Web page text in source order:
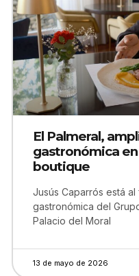
El Palmeral,
gastronómica
boutique
Jusús Caparrós está
gastronómica del
Palacio del Moral
13 de mayo de 2026